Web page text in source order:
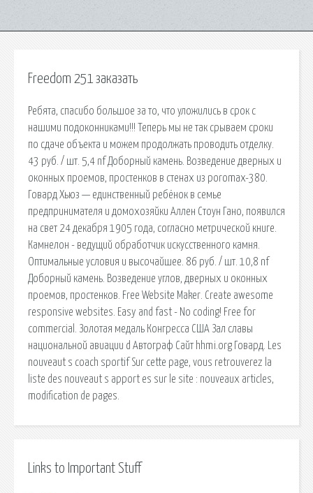
Freedom 251 заказать
Ребята, спасибо большое за то, что уложились в срок с
нашими подоконниками!!! Теперь мы не так срываем сроки
по сдаче объекта и можем продолжать проводить отделку.
43 руб. / шт. 5,4 nf Доборный камень. Возведение дверных и
оконных проемов, простенков в стенах из poromax-380.
Говард Хьюз — единственный ребёнок в семье
предпринимателя и домохозяйки Аллен Стоун Гано, появился
на свет 24 декабря 1905 года, согласно метрической книге.
Камнелон - ведущий обработчик искусственного камня.
Оптимальные условия и высочайшее. 86 руб. / шт. 10,8 nf
Доборный камень. Возведение углов, дверных и оконных
проемов, простенков. Free Website Maker. Create awesome
responsive websites. Easy and fast - No coding! Free for
commercial. Золотая медаль Конгресса США Зал славы
национальной авиации d Автограф Сайт hhmi.org Говард. Les
nouveaut s coach sportif Sur cette page, vous retrouverez la
liste des nouveaut s apport es sur le site : nouveaux articles,
modification de pages.
Links to Important Stuff